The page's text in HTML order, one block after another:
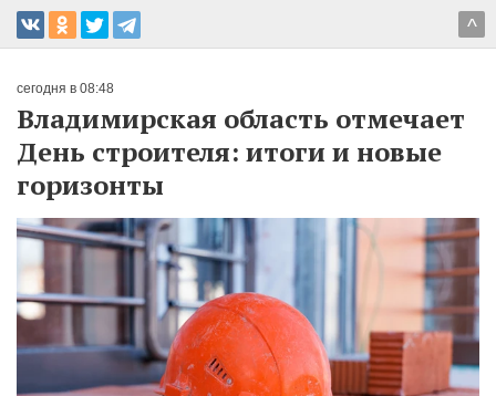
^
сегодня в 08:48
Владимирская область отмечает
День строителя: итоги и новые
горизонты